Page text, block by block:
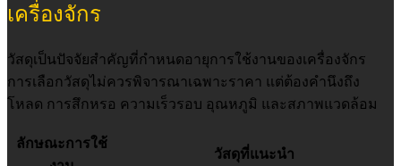
เครื่องจักร
วัสดุเป็นปัจจัยสำคัญที่กำหนดอายุการใช้งานของเครื่องจักร
การเลือกวัสดุไม่ควรพิจารณาเฉพาะราคา แต่ต้องคำนึงถึง
โหลด การสึกหรอ ความเร็วรอบ อุณหภูมิ และสภาพแวดล้อม
ลักษณะการใช้
วัสดุที่แนะนำ